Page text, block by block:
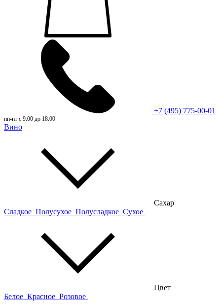
+7 (495) 775-00-01
пн-пт с 9:00 до 18:00
Вино
Сахар
Сладкое Полусухое Полусладкое Сухое
Цвет
Белое Красное Розовое